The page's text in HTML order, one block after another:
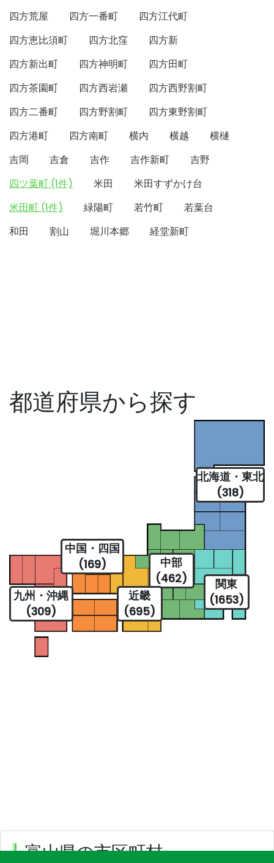
四方荒屋
四方一番町
四方江代町
四方恵比須町
四方北窪
四方新
四方新出町
四方神明町
四方田町
四方茶園町
四方西岩瀬
四方西野割町
四方二番町
四方野割町
四方東野割町
四方港町
四方南町 横内 横越
横樋
吉岡
吉倉 吉作 吉作新町
吉野
四ツ葉町 (1件)
米田
米田すずかけ台
米田町 (1件)
緑陽町 若竹町
若葉台
和田
割山 堀川本郷 経堂新町
都道府県から探す
北海道・東北
(318)
関東
(1653)
中部
(462)
近畿
(695)
中国・四国
(169)
九州・沖縄
(309)
富山県の市区町村